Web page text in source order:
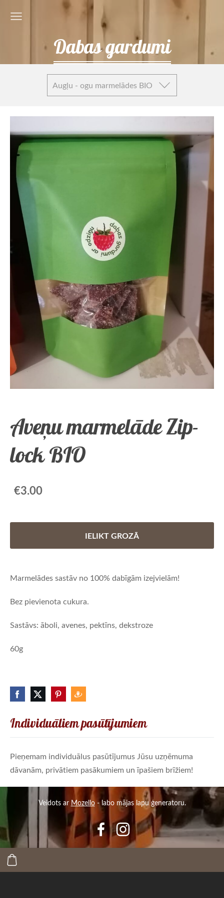
Dabas gardumi
Augļu - ogu marmelādes BIO
Individuāliem pasūtījumiem
Pieņemam individuālus pasūtījumus Jūsu uzņēmuma
dāvanām, privātiem pasākumiem un īpašiem brīžiem!
Aveņu marmelāde Zip-
lock BIO
€3.00
IELIKT GROZĀ
Marmelādes sastāv no 100% dabīgām izejvielām!
Bez pievienota cukura.
Sastāvs: āboli, avenes, pektīns, dekstroze
60g
Veidots ar Mozello- labo mājas lapu ģeneratoru.